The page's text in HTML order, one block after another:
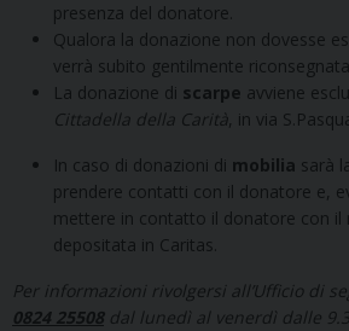
presenza del donatore.
Qualora la donazione non dovesse
verrà subito gentilmente
La donazione di scarpe avviene
Cittadella della Carità, in via
In caso di donazioni di mobilia sarà
prendere contatti con il donatore e,
mettere in contatto il donatore con il
depositata in Caritas.
Per informazioni rivolgersi all’Ufficio di
0824 25508dal lunedì al venerdì dalle